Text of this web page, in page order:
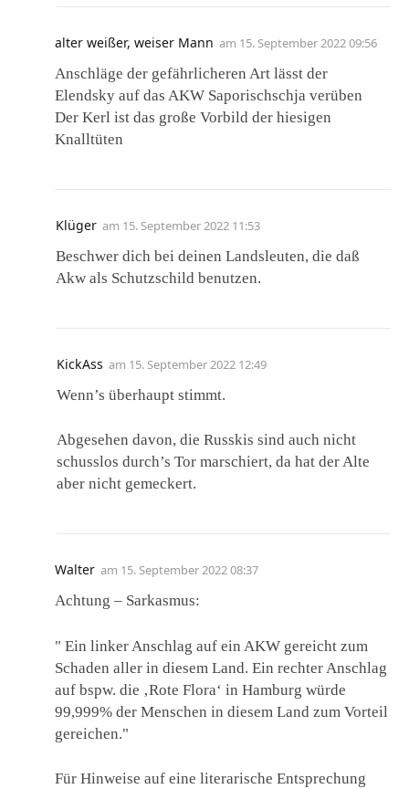
alter weißer, weiser Mann am 15. September 2022 09:56
Anschläge der gefährlicheren Art lässt der
Elendsky auf das AKW Saporischschja verüben
Der Kerl ist das große Vorbild der hiesigen
Knalltüten
Klüger am 15. September 2022 11:53
Beschwer dich bei deinen Landsleuten, die daß
Akw als Schutzschild benutzen.
KickAss am 15. September 2022 12:49
Wenn’s überhaupt stimmt.
Abgesehen davon, die Russkis sind auch nicht
schusslos durch’s Tor marschiert, da hat der Alte
aber nicht gemeckert.
Walter am 15. September 2022 08:37
Achtung – Sarkasmus:
" Ein linker Anschlag auf ein AKW gereicht zum
Schaden aller in diesem Land. Ein rechter Anschlag
auf bspw. die ‚Rote Flora‘ in Hamburg würde
99,999% der Menschen in diesem Land zum Vorteil
gereichen."
Für Hinweise auf eine literarische Entsprechung